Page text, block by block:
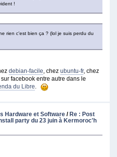
!
c'est bien ça ? (lol je suis perdu du
debian-facile , chez ubuntu-fr, chez
sur facebook entre autre dans le
du Libre
Hardware et Software / Re : Post
party du 23 juin à Kermoroc'h